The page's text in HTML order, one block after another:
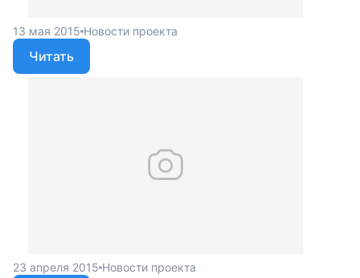
13 мая 2015 Новости проекта
Читать
23 апреля 2015 Новости проекта